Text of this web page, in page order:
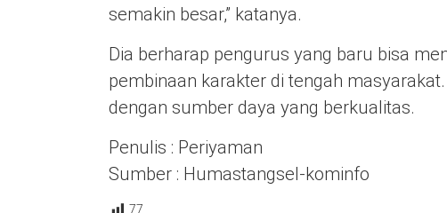
semakin besar,” katanya.
Dia berharap pengurus yang baru bisa
pembinaan karakter di tengah
dengan sumber daya yang berkualitas.
Penulis : Periyaman
Sumber : Humastangsel-kominfo
77